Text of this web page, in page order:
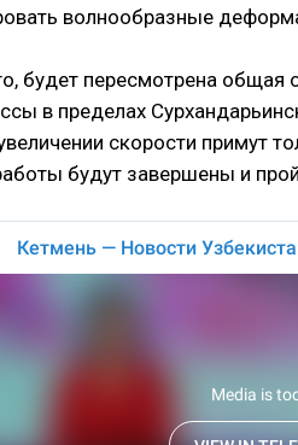
волнообразные
будет пересмотрена общая
в пределах
скорости примут
будут завершены и